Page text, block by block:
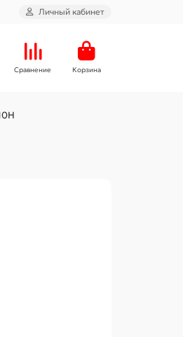
Личный кабинет
Сравнение Корзина